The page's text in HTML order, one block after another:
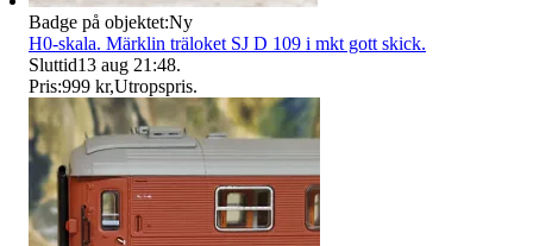
Badge på objektet:Ny
H0-skala. Märklin träloket SJ D 109 i mkt gott skick.
Sluttid13 aug 21:48.
Pris:999 kr,Utropspris.